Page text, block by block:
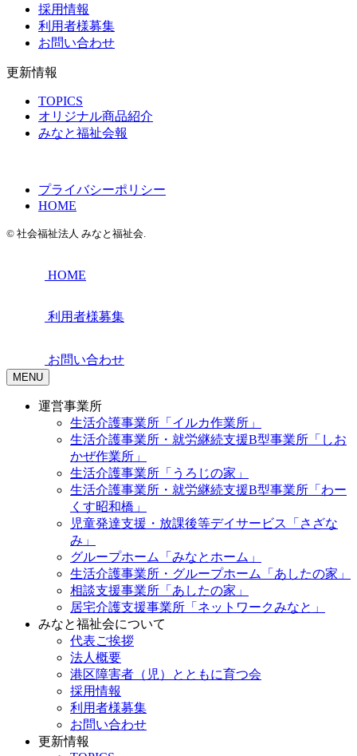
採用情報
利用者様募集
お問い合わせ
更新情報
TOPICS
オリジナル商品紹介
みなと福祉会報
プライバシーポリシー
HOME
© 社会福祉法人 みなと福祉会.
HOME
利用者様募集
お問い合わせ
MENU
運営事業所
生活介護事業所「イルカ作業所」
生活介護事業所・就労継続支援B型事業所「しお
かぜ作業所」
生活介護事業所「うろじの家」
生活介護事業所・就労継続支援B型事業所「わー
くす昭和橋」
児童発達支援・放課後等デイサービス「さざな
み」
グループホーム「みなとホーム」
生活介護事業所・グループホーム「あしたの家」
相談支援事業所「あしたの家」
居宅介護支援事業所「ネットワークみなと」
みなと福祉会について
代表ご挨拶
法人概要
港区障害者（児）とともに育つ会
採用情報
利用者様募集
お問い合わせ
更新情報